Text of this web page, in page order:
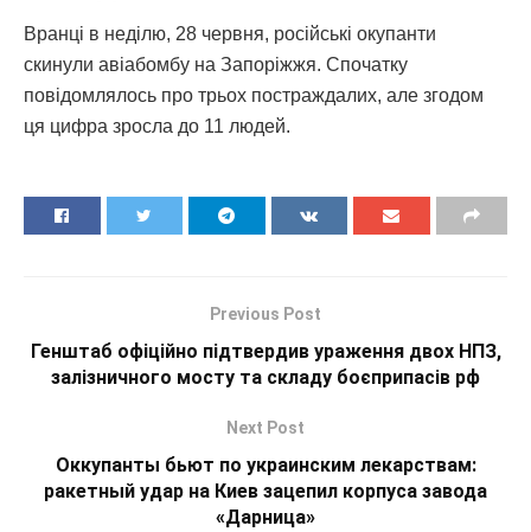
Вранці в неділю, 28 червня, російські окупанти
скинули авіабомбу на Запоріжжя. Спочатку
повідомлялось про трьох постраждалих, але згодом
ця цифра зросла до 11 людей.
Previous Post
Генштаб офіційно підтвердив ураження двох НПЗ,
залізничного мосту та складу боєприпасів рф
Next Post
Оккупанты бьют по украинским лекарствам:
ракетный удар на Киев зацепил корпуса завода
«Дарница»